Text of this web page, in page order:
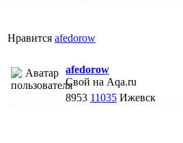
Нравится afedorow
afedorow
Свой на Aqa.ru
8953 11035 Ижевск